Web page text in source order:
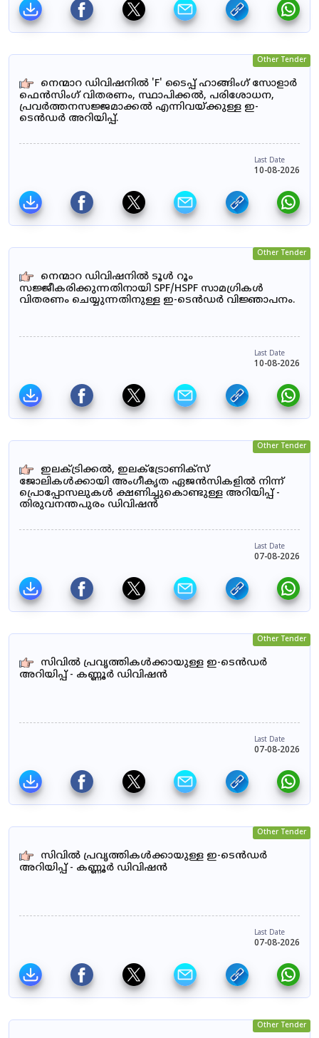
Other Tender
നെന്മാറ ഡിവിഷനിൽ 'F' ടൈപ്പ് ഹാങ്ങിംഗ് സോളാർ
ഫെൻസിംഗ് വിതരണം, സ്ഥാപിക്കൽ, പരിശോധന,
പ്രവർത്തനസജ്ജമാക്കൽ എന്നിവയ്ക്കുള്ള ഇ-
ടെൻഡർ അറിയിപ്പ്.
Last Date
10-08-2026
Other Tender
നെന്മാറ ഡിവിഷനിൽ ടൂൾ റൂം
സജ്ജീകരിക്കുന്നതിനായി SPF/HSPF സാമഗ്രികൾ
വിതരണം ചെയ്യുന്നതിനുള്ള ഇ-ടെൻഡർ വിജ്ഞാപനം.
Last Date
10-08-2026
Other Tender
ഇലക്ട്രിക്കൽ, ഇലക്ട്രോണിക്സ്
ജോലികൾക്കായി അംഗീകൃത ഏജൻസികളിൽ നിന്ന്
പ്രൊപ്പോസലുകൾ ക്ഷണിച്ചുകൊണ്ടുള്ള അറിയിപ്പ് -
തിരുവനന്തപുരം ഡിവിഷൻ
Last Date
07-08-2026
Other Tender
സിവിൽ പ്രവൃത്തികൾക്കായുള്ള ഇ-ടെൻഡർ
അറിയിപ്പ് - കണ്ണൂർ ഡിവിഷൻ
Last Date
07-08-2026
Other Tender
സിവിൽ പ്രവൃത്തികൾക്കായുള്ള ഇ-ടെൻഡർ
അറിയിപ്പ് - കണ്ണൂർ ഡിവിഷൻ
Last Date
07-08-2026
Other Tender